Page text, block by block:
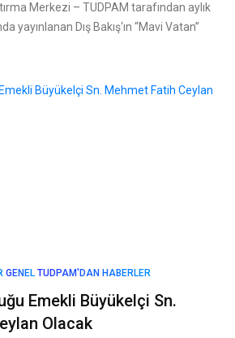
Merkezi – TUDPAM tarafından aylık
yayınlanan Dış Bakış‘ın “Mavi Vatan”
GENEL TUDPAM'DAN HABERLER
Emekli Büyükelçi Sn.
Olacak